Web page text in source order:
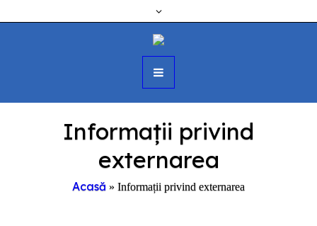
Informații privind
externarea
Acasă » Informații privind externarea